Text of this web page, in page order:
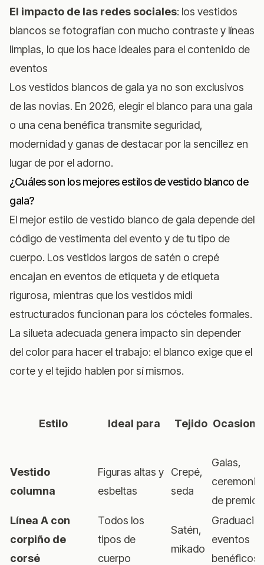
El impacto de las redes sociales: los vestidos
blancos se fotografían con mucho contraste y líneas
limpias, lo que los hace ideales para el contenido de
eventos
Los vestidos blancos de gala ya no son exclusivos
de las novias. En 2026, elegir el blanco para una gala
o una cena benéfica transmite seguridad,
modernidad y ganas de destacar por la sencillez en
lugar de por el adorno.
¿Cuáles son los mejores estilos de vestido blanco de
gala?
El mejor estilo de vestido blanco de gala depende del
código de vestimenta del evento y de tu tipo de
cuerpo. Los vestidos largos de satén o crepé
encajan en eventos de etiqueta y de etiqueta
rigurosa, mientras que los vestidos midi
estructurados funcionan para los cócteles formales.
La silueta adecuada genera impacto sin depender
del color para hacer el trabajo: el blanco exige que el
corte y el tejido hablen por sí mismos.
Estilo Ideal para Tejido
Vestido
columna
Figuras altas y
esbeltas
Crepé,
seda
Galas,
de premios
Línea A con
corpiño de
corsé
Todos los
tipos de
cuerpo
Satén,
mikado
eventos
benéficos